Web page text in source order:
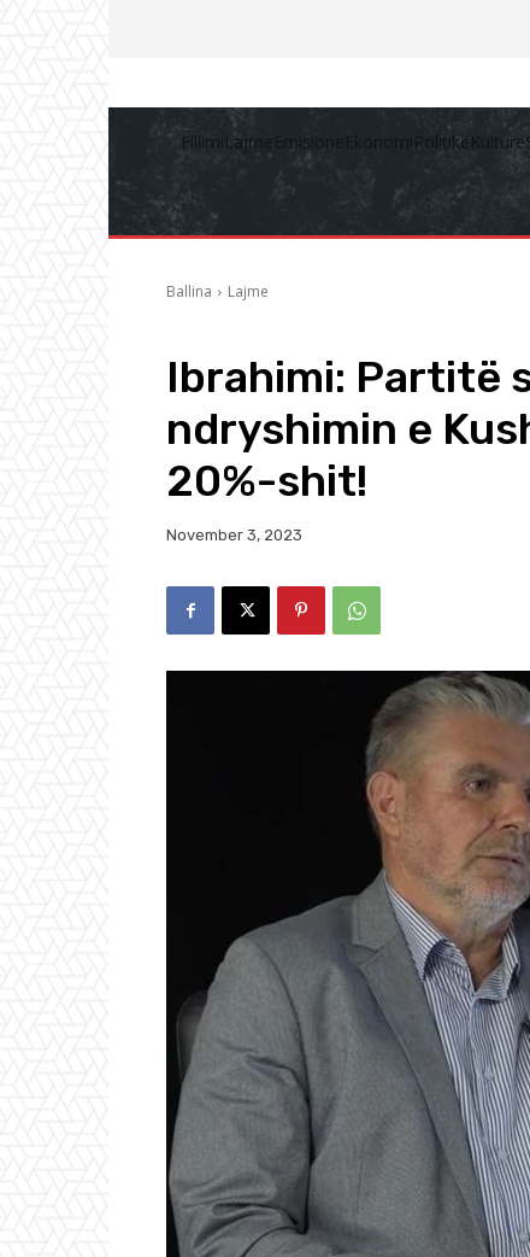
FillimiLajmeEmisioneEkonomiPolitikëKulturë
Ballina Lajme
Ibrahimi: Partitë
ndryshimin e
20%-shit!
November 3, 2023